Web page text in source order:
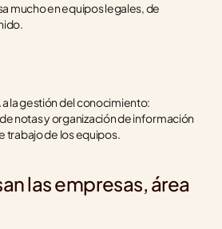
mucho en equipos legales, de
la gestión del conocimiento:
notas y organización de información
trabajo de los equipos.
las empresas, área